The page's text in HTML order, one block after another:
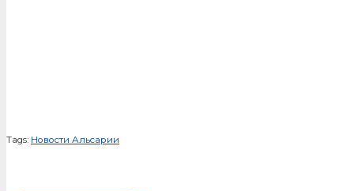
Tags: Новости Альсарии